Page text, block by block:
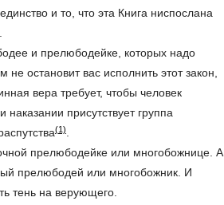
и то, что эта Книга ниспослана
и прелюбодейке, которых надо
не остановит вас исполнить этот закон,
вера требует, чтобы человек
присутствует группа
(1)
прелюбодейке или многобожнице. А
прелюбодей или многобожник. И
тень на верующего.